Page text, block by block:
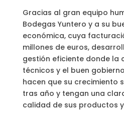
Gracias al gran equipo
Bodegas Yuntero y a su
económica, cuya
millones de euros,
gestión eficiente donde la
técnicos y el buen
hacen que su crecimiento
tras año y tengan una
calidad de sus productos